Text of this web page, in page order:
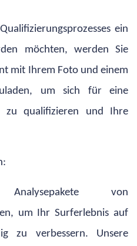
ein
möchten, werden Sie
mit Ihrem Foto und einem
um sich für eine
zu qualifizieren und Ihre
von
um Ihr Surferlebnis auf
zu verbessern. Unsere